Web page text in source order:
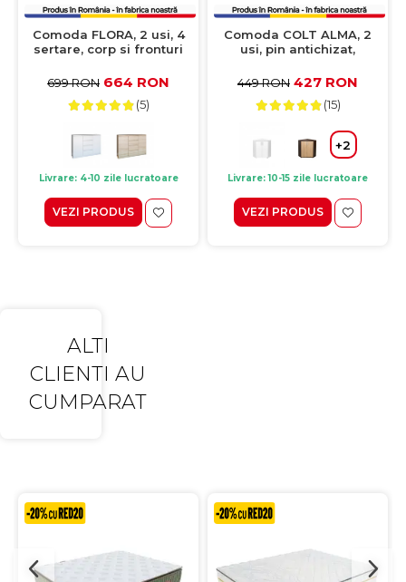
Comoda FLORA, 2 usi, 4
sertare, corp si fronturi
699 RON 664 RON
(5)
Livrare: 4-10 zile lucratoare
VEZI PRODUS
Comoda COLT ALMA, 2
usi, pin antichizat,
449 RON 427 RON
(15)
+2
Livrare: 10-15 zile lucratoare
VEZI PRODUS
ALTI
CLIENTI AU
CUMPARAT